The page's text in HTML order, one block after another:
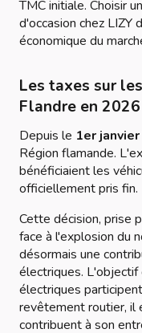
TMC initiale. Choisir
d'occasion chez LIZY
économique du
Les taxes sur
Flandre en
Depuis le 1er
Région flamande.
bénéficiaient les
officiellement pris fin.
Cette décision, prise
face à l'explosion du
désormais une
électriques. L'objectif
électriques
revêtement routier, il
contribuent à son